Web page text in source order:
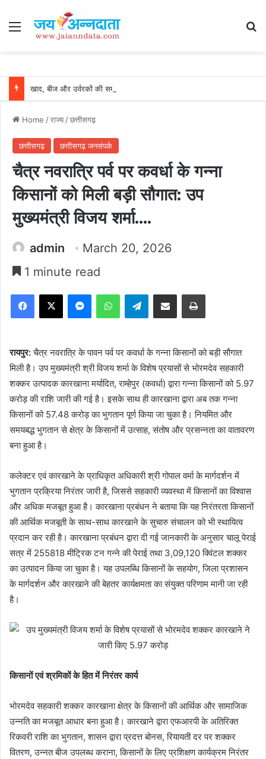
Menu
Home /राज्य/छत्तीसगढ़
छत्तीसगढ़ छत्तीसगढ़ जनसंपर्क
चैत्र नवरात्रि पर्व पर कवर्धा के गन्ना
किसानों को मिली बड़ी सौगात: उप
मुख्यमंत्री विजय शर्मा….
admin
March 20, 2026
1 minute read
Facebook
X MessengerWhatsAppTelegramShare via Email Print
रायपुर:चैत्र नवरात्रि के पावन पर्व पर कवर्धा के गन्ना किसानों को बड़ी सौगात
मिली है। उप मुख्यमंत्री श्री विजय शर्मा के विशेष प्रयासों से भोरमदेव सहकारी
शक्कर उत्पादक कारखाना मर्यादित, राम्हेपुर (कवर्धा) द्वारा गन्ना किसानों को 5.97
करोड़ की राशि जारी की गई है। इसके साथ ही कारखाना द्वारा अब तक गन्ना
किसानों को 57.48 करोड़ का भुगतान पूर्ण किया जा चुका है। नियमित और
समयबद्ध भुगतान से क्षेत्र के किसानों में उत्साह, संतोष और प्रसन्नता का वातावरण
बना हुआ है।
कलेक्टर एवं कारखाने के प्राधिकृत अधिकारी श्री गोपाल वर्मा के मार्गदर्शन में
भुगतान प्रक्रिया निरंतर जारी है, जिससे सहकारी व्यवस्था में किसानों का विश्वास
और अधिक मजबूत हुआ है। कारखाना प्रबंधन ने बताया कि यह निरंतरता किसानों
की आर्थिक मजबूती के साथ-साथ कारखाने के सुचारु संचालन को भी स्थायित्व
प्रदान कर रही है। कारखाना प्रबंधन द्वारा दी गई जानकारी के अनुसार चालू पेराई
सत्र में 255818 मीट्रिक टन गन्ने की पेराई तथा 3,09,120 क्विंटल शक्कर
का उत्पादन किया जा चुका है। यह उपलब्धि किसानों के सहयोग, जिला प्रशासन
के मार्गदर्शन और कारखाने की बेहतर कार्यक्षमता का संयुक्त परिणाम मानी जा रही
है।
किसानों एवं श्रमिकों के हित में निरंतर कार्य
भोरमदेव सहकारी शक्कर कारखाना क्षेत्र के किसानों की आर्थिक और सामाजिक
उन्नति का मजबूत आधार बना हुआ है। कारखाने द्वारा एफआरपी के अतिरिक्त
रिकवरी राशि का भुगतान, शासन द्वारा प्रदत्त बोनस, रियायती दर पर शक्कर
वितरण, उन्नत बीज उपलब्ध कराना, किसानों के लिए प्रशिक्षण कार्यक्रम निरंतर